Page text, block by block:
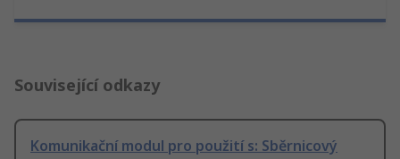
Související odkazy
Komunikační modul pro použití s: Sběrnicový